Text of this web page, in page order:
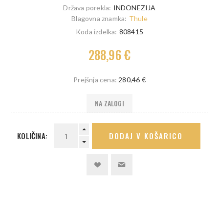
Država porekla: INDONEZIJA
Blagovna znamka: Thule
Koda izdelka: 808415
288,96 €
Prejšnja cena: 280,46 €
NA ZALOGI
KOLIČINA: DODAJ V KOŠARICO